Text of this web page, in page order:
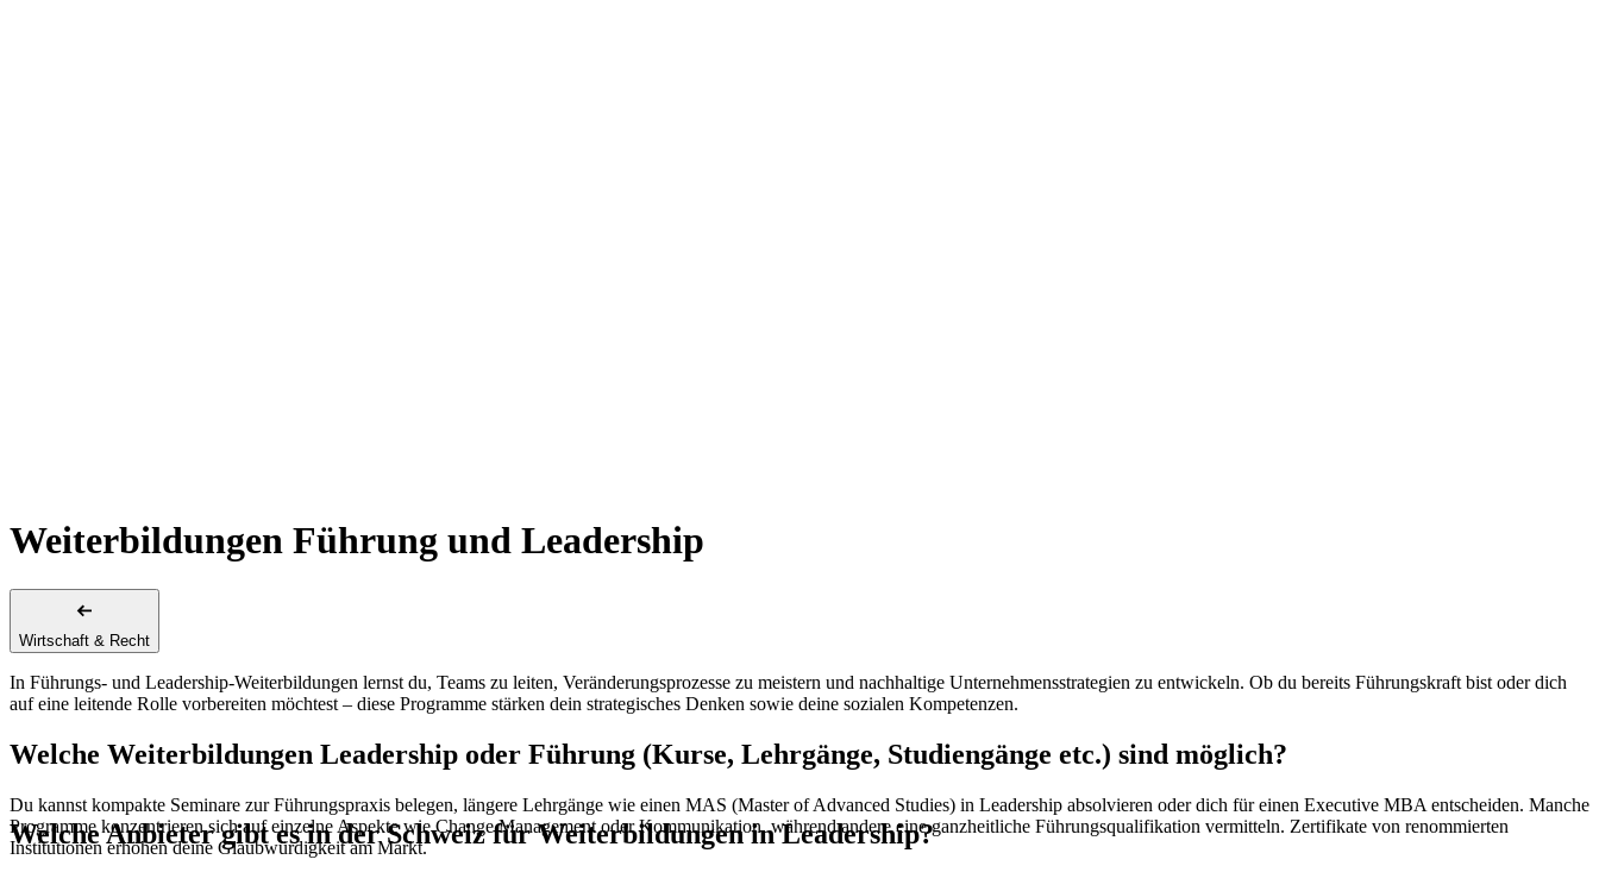
Weiterbildungen Führung und Leadership
Wirtschaft & Recht
In Führungs- und Leadership-Weiterbildungen lernst du, Teams zu leiten, Veränderungsprozesse zu meistern und nachhaltige Unternehmensstrategien zu entwickeln. Ob du bereits Führungskraft bist oder dich
auf eine leitende Rolle vorbereiten möchtest – diese Programme stärken dein strategisches Denken sowie deine sozialen Kompetenzen.
Welche Weiterbildungen Leadership oder Führung (Kurse, Lehrgänge, Studiengänge etc.) sind möglich?
Du kannst kompakte Seminare zur Führungspraxis belegen, längere Lehrgänge wie einen MAS (Master of Advanced Studies) in Leadership absolvieren oder dich für einen Executive MBA entscheiden. Manche
Programme konzentrieren sich auf einzelne Aspekte wie Change Management oder Kommunikation, während andere eine ganzheitliche Führungsqualifikation vermitteln. Zertifikate von renommierten
Institutionen erhöhen deine Glaubwürdigkeit am Markt.
Welche Anbieter gibt es in der Schweiz für Weiterbildungen in Leadership?